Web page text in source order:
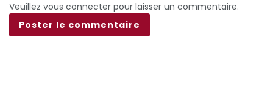
Veuillez vous connecter pour laisser un commentaire.